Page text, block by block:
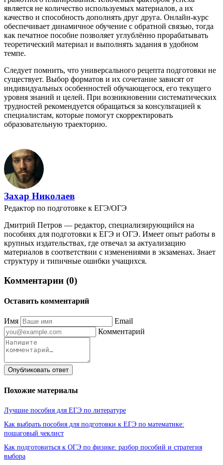
является не количество используемых материалов, а их
качество и способность дополнять друг друга. Онлайн-курс
обеспечивает динамичное обучение с обратной связью, тогда
как печатное пособие позволяет углублённо прорабатывать
теоретический материал и выполнять задания в удобном
темпе.
Следует помнить, что универсального рецепта подготовки не
существует. Выбор форматов и их сочетание зависят от
индивидуальных особенностей обучающегося, его текущего
уровня знаний и целей. При возникновении систематических
трудностей рекомендуется обращаться за консультацией к
специалистам, которые помогут скорректировать
образовательную траекторию.
Захар Николаев
Редактор по подготовке к ЕГЭ/ОГЭ
Дмитрий Петров — редактор, специализирующийся на
пособиях для подготовки к ЕГЭ и ОГЭ. Имеет опыт работы в
крупных издательствах, где отвечал за актуализацию
материалов в соответствии с изменениями в экзаменах. Знает
структуру и типичные ошибки учащихся.
Комментарии (0)
Оставить комментарий
Имя
Email
Комментарий
Опубликовать ответ
Похожие материалы
Лучшие пособия для ЕГЭ по литературе
Как выбрать пособия для подготовки к ЕГЭ по математике:
пошаговый чеклист
Как подготовиться к ОГЭ по физике: разбор пособий и стратегия
выбора